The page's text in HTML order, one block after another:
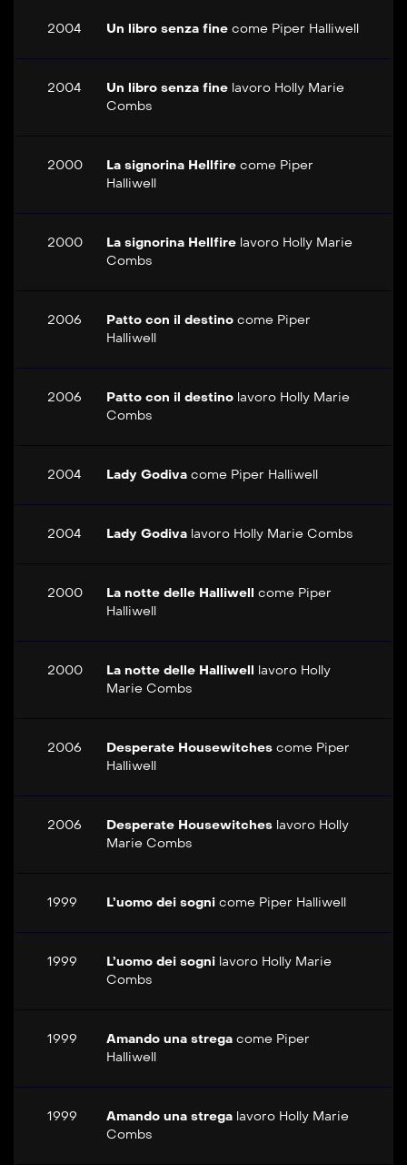
2004 Un libro senza fine come Piper Halliwell
2004 Un libro senza fine lavoro Holly Marie
Combs
2000 La signorina Hellfire come Piper
Halliwell
2000 La signorina Hellfire lavoro Holly Marie
Combs
2006 Patto con il destino come Piper
Halliwell
2006 Patto con il destino lavoro Holly Marie
Combs
2004 Lady Godiva come Piper Halliwell
2004 Lady Godiva lavoro Holly Marie Combs
2000 La notte delle Halliwell come Piper
Halliwell
2000 La notte delle Halliwell lavoro Holly
Marie Combs
2006 Desperate Housewitches come Piper
Halliwell
2006 Desperate Housewitches lavoro Holly
Marie Combs
1999 L’uomo dei sogni come Piper Halliwell
1999 L’uomo dei sogni lavoro Holly Marie
Combs
1999 Amando una strega come Piper
Halliwell
1999 Amando una strega lavoro Holly Marie
Combs